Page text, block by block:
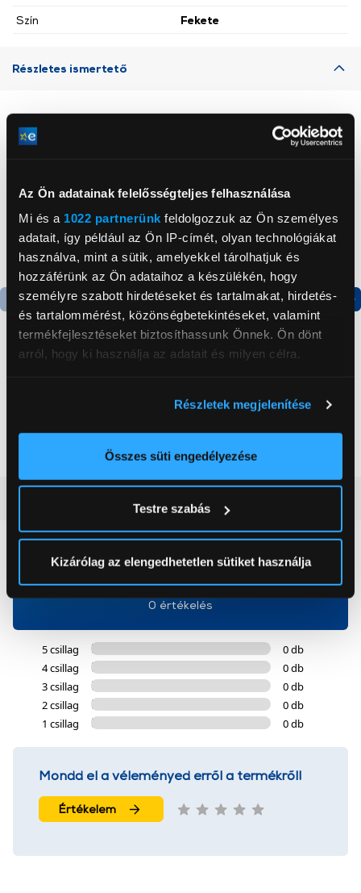
Az Ön adatainak felelősségteljes felhasználása
Mi és a 1022 partnerünk feldolgozzuk az Ön személyes
adatait, így például az Ön IP-címét, olyan technológiákat
használva, mint a sütik, amelyekkel tárolhatjuk és
hozzáférünk az Ön adataihoz a készülékén, hogy
személyre szabott hirdetéseket és tartalmakat, hirdetés-
és tartalommérést, közönségbetekintéseket, valamint
termékfejlesztéseket biztosíthassunk Önnek. Ön dönt
arról, hogy ki használja az adatait és milyen célra.
elhelyezkedéséről pár méteres pontossággal
Az Ön készülékén beazonosítása annak konkrét
módjairól és adja meg preferenciáit aRészletek
pontban. Bármikor módosíthatja vagy visszavonhatja a
Sütinyilatkozathoz való hozzájárulását.
okat használ, melyeket az Ön gépén tárol a rendszer. A
cookie-k személyazonosítására nem alkalmasak,
szolgáltatásaink biztosításához szükségesek. Az oldal
használatával Ön elfogadja a cookie-k használatát.
További információk:
Adatvédelem
Részletek megjelenítése
Összes süti engedélyezése
Testre szabás
Kizárólag az elengedhetetlen sütiket használja
Szín
Fekete
Részletes ismertető
Neked ajánljuk
Termék adatlap
199 999 Ft
Termék adatlap
kombinált hűtőszekrény
179 999 Ft
0
0 értékelés
5 csillag
0 db
4 csillag
0 db
3 csillag
0 db
2 csillag
0 db
1 csillag
0 db
Mondd el a véleményed erről a termékről!
Értékelem